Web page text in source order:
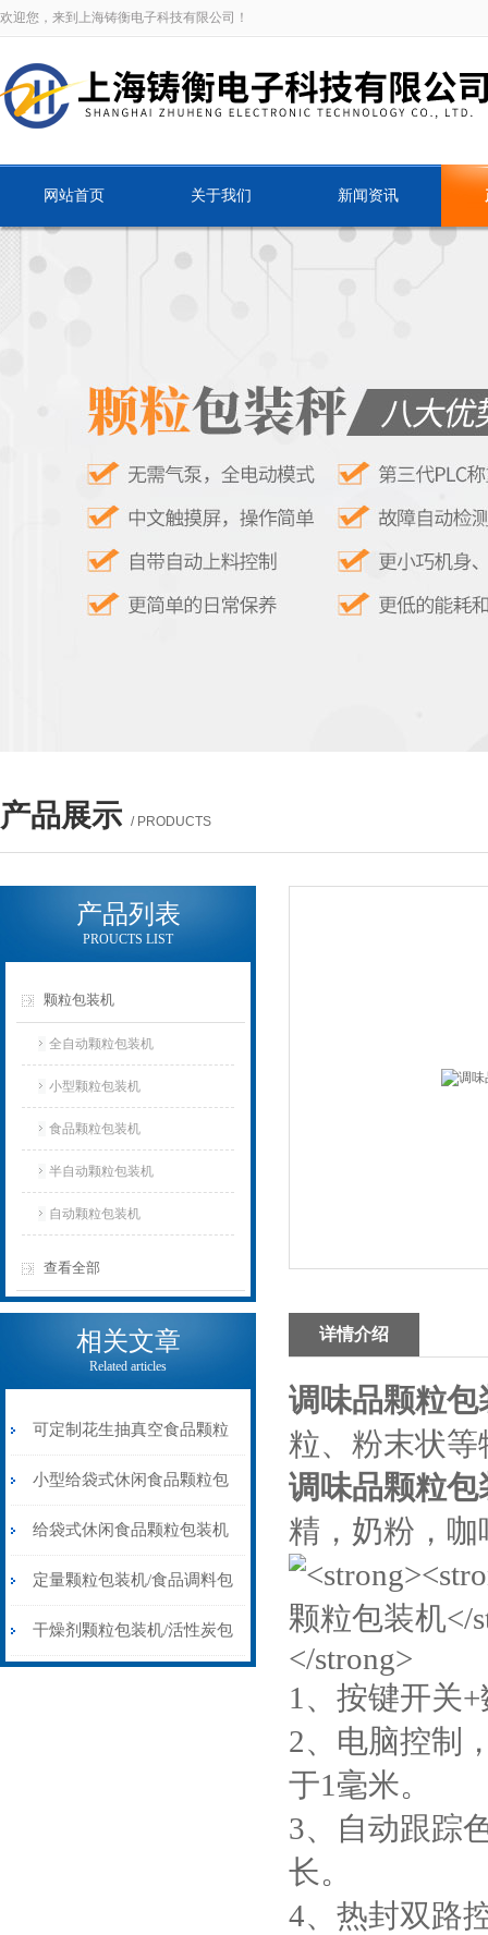
欢迎您，来到上海铸衡电子科技有限公司！
网站首页 关于我们 新闻资讯
产品展示 / PRODUCTS
产品列表
PROUCTS LIST
颗粒包装机
全自动颗粒包装机
小型颗粒包装机
食品颗粒包装机
半自动颗粒包装机
自动颗粒包装机
查看全部
相关文章
Related articles
可定制花生抽真空食品颗粒
包装机
小型给袋式休闲食品颗粒包
装机20-300克厂家价格
给袋式休闲食品颗粒包装机
预制袋全自动给袋食品灌包
机
定量颗粒包装机/食品调料包
装机
干燥剂颗粒包装机/活性炭包
详情介绍
调味品颗粒包
粒、粉末状
调味品颗粒包
精，奶粉，
1、按键开关
2、电脑控制
于1毫米。
3、自动跟踪
长。
4、热封双路